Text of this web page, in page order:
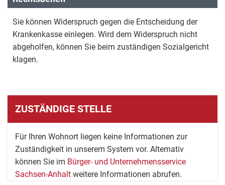
Sie können Widerspruch gegen die Entscheidung der
Krankenkasse einlegen. Wird dem Widerspruch nicht
abgeholfen, können Sie beim zuständigen Sozialgericht
klagen.
ZUSTÄNDIGE STELLE
Für Ihren Wohnort liegen keine Informationen zur
Zuständigkeit in unserem System vor. Alternativ
können Sie im Bürger- und Unternehmensservice
Sachsen-Anhalt weitere Informationen abrufen.